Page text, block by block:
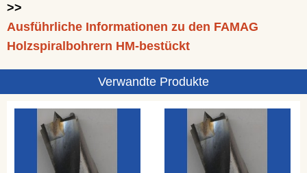
>>
Ausführliche Informationen zu den FAMAG
Holzspiralbohrern HM-bestückt
Verwandte Produkte